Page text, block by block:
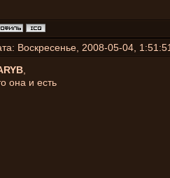
Воскресенье, 2008-05-04,
она и есть